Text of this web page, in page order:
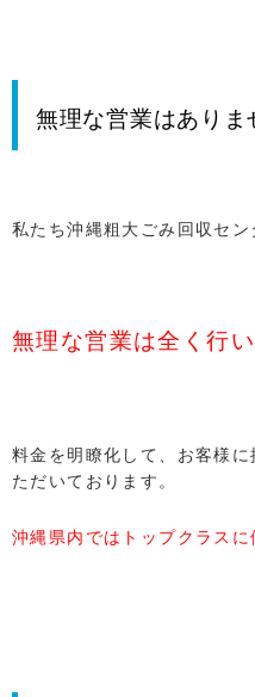
無理な営業はありま
私たち沖縄粗大ごみ回収セン
無理な営業は全く行
料金を明瞭化して、お客様
ただいております。
沖縄県内ではトップクラスに